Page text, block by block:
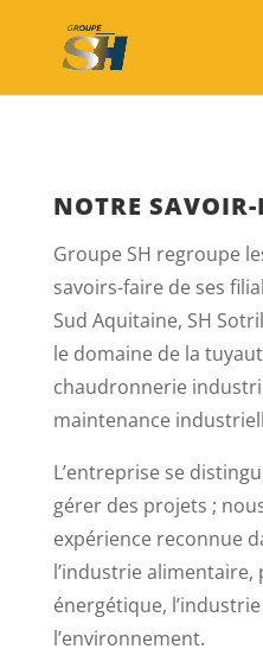
NOTRE SAVOIR-
Groupe SH regroupe
savoirs-faire de ses
Sud Aquitaine, SH
le domaine de la
chaudronnerie
maintenance
L’entreprise se
gérer des projets ;
expérience reconnue
l’industrie
énergétique,
l’environnement.